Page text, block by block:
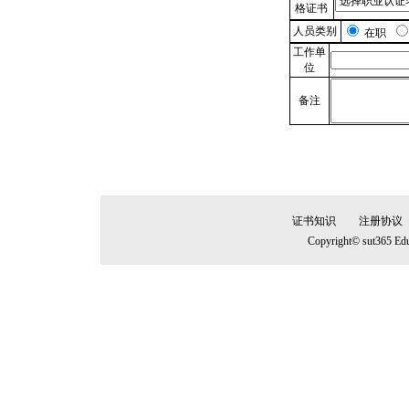
格证书
人员类别
在职
工作单
位
备注
证书知识
注册协议
Copyright© sut365